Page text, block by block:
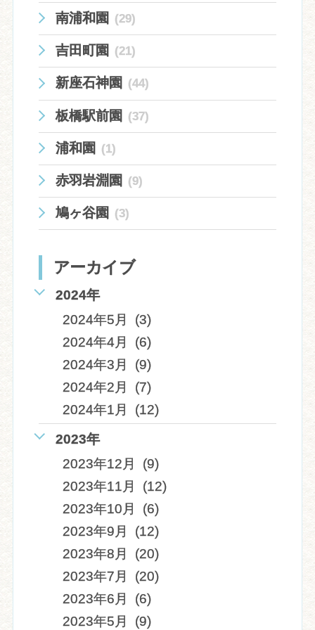
南浦和園 (29)
吉田町園 (21)
新座石神園 (44)
板橋駅前園 (37)
浦和園 (1)
赤羽岩淵園 (9)
鳩ヶ谷園 (3)
アーカイブ
2024年
2024年5月 (3)
2024年4月 (6)
2024年3月 (9)
2024年2月 (7)
2024年1月 (12)
2023年
2023年12月 (9)
2023年11月 (12)
2023年10月 (6)
2023年9月 (12)
2023年8月 (20)
2023年7月 (20)
2023年6月 (6)
2023年5月 (9)